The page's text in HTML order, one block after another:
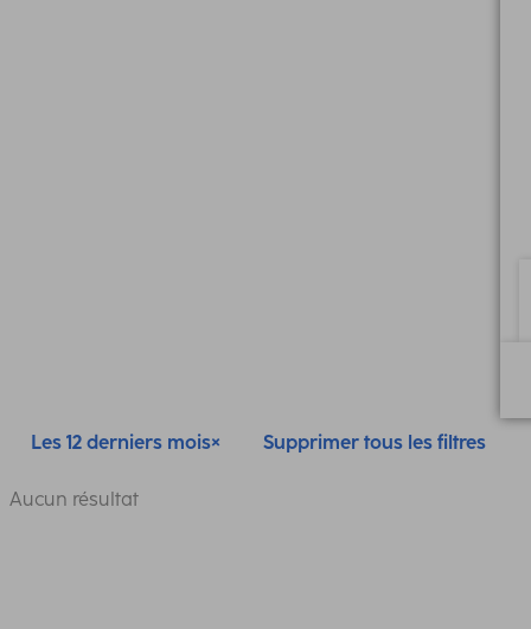
Les 12 derniers mois Supprimer tous les filtres
Aucun résultat